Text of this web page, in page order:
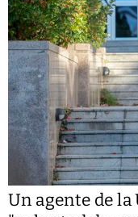
Un agente de la